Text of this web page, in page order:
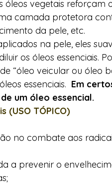
óleos vegetais reforçam
camada protetora
da pele, etc.
na pele, eles
os óleos essenciais.
“óleo veicular ou óleo
essenciais. Em
um óleo essencial.
(USO TÓPICO)
no combate aos
a prevenir o